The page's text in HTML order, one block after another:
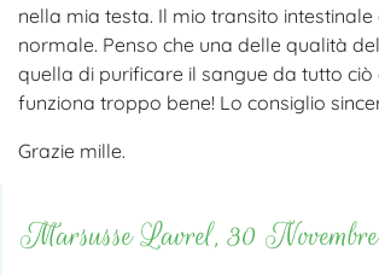
nella mia testa. Il mio transito intestinale
normale. Penso che una delle qualità
quella di purificare il sangue da tutto ciò
funziona troppo bene! Lo consiglio
Grazie mille.
Marsusse Lavrel, 30